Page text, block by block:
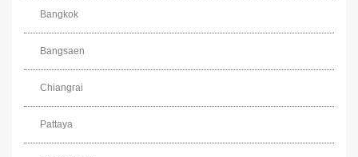
Bangkok
Bangsaen
Chiangrai
Pattaya